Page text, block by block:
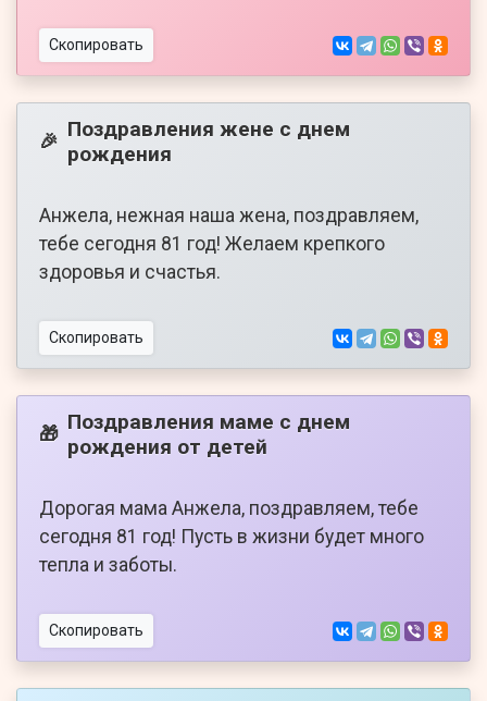
Скопировать
🎉 Поздравления жене с днем
рождения
Анжела, нежная наша жена, поздравляем,
тебе сегодня 81 год! Желаем крепкого
здоровья и счастья.
Скопировать
🎁 Поздравления маме с днем
рождения от детей
Дорогая мама Анжела, поздравляем, тебе
сегодня 81 год! Пусть в жизни будет много
тепла и заботы.
Скопировать